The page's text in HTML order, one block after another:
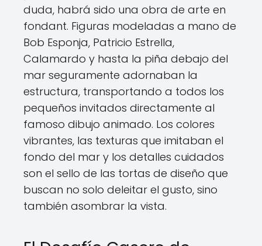
duda, habrá sido una obra de arte en
fondant. Figuras modeladas a mano de
Bob Esponja, Patricio Estrella,
Calamardo y hasta la piña debajo del
mar seguramente adornaban la
estructura, transportando a todos los
pequeños invitados directamente al
famoso dibujo animado. Los colores
vibrantes, las texturas que imitaban el
fondo del mar y los detalles cuidados
son el sello de las tortas de diseño que
buscan no solo deleitar el gusto, sino
también asombrar la vista.